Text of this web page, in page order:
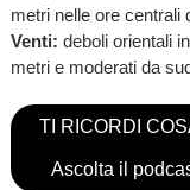
metri nelle ore centrali
Venti: deboli orientali
metri e moderati da
TI RICORDI
Ascolta il